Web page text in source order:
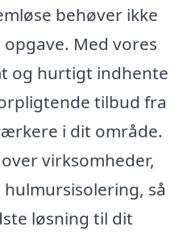
behøver ikke
Med vores
og hurtigt indhente
tilbud fra
i dit område.
virksomheder,
så
løsning til dit